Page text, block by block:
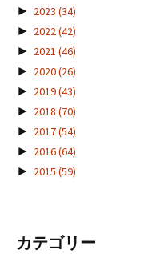
► 2023 (34)
► 2022(42)
► 2021 (46)
► 2020(26)
► 2019(43)
► 2018 (70)
► 2017(54)
► 2016(64)
► 2015 (59)
カテゴリー